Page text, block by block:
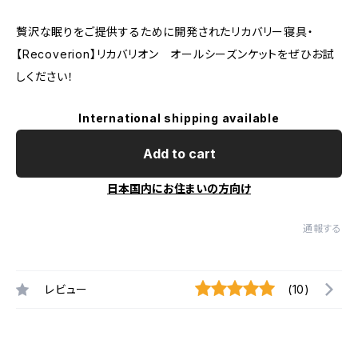
贅沢な眠りをご提供するために開発されたリカバリー寝具・
【Recoverion】リカバリオン オールシーズンケットをぜひお試
しください！
International shipping available
Add to cart
日本国内にお住まいの方向け
通報する
レビュー (10)